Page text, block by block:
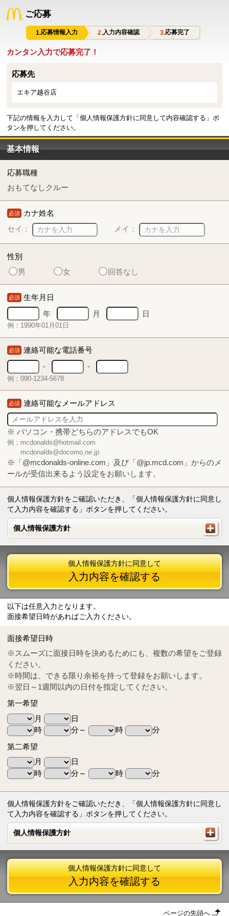
ご応募
応募情報入力 入力内容確認 応募完了
カンタン入力で応募完了！
応募先
エキア越谷店
下記の情報を入力して「個人情報保護方針に同意して内容確認する」ボ
タンを押してください。
基本情報
応募職種
おもてなしクルー
必須 カナ姓名
セイ：
メイ：
性別
男
女 回答なし
必須 生年月日
年
月 日
例：1990年01月01日
必須 連絡可能な電話番号
-
-
例：090-1234-5678
必須 連絡可能なメールアドレス
※ パソコン・携帯どちらのアドレスでもOK
例：mcdonalds@hotmail.com
mcdonalds@docomo.ne.jp
※「@mcdonalds-online.com」及び「@jp.mcd.com」からのメ
ールが受信出来るよう設定をお願いします。
個人情報保護方針をご確認いただき、「個人情報保護方針に同意し
て入力内容を確認する」ボタンを押してください。
個人情報保護方針
個人情報保護方針
Tel
0570-55-0314
個人情報保護方針に同意して
入力内容を確認する
以下は任意入力となります。
面接希望日時があればご入力ください。
面接希望日時
※スムーズに面接日時を決めるためにも、複数の希望をご登録
ください。
※時間は、できる限り余裕を持って登録をお願いします。
※翌日～1週間以内の日付を指定してください。
第一希望
月
日
時
分～ 時
分
第二希望
月
日
時
分～ 時 分
個人情報保護方針をご確認いただき、「個人情報保護方針に同意し
て入力内容を確認する」ボタンを押してください。
個人情報保護方針
個人情報保護方針
個人情報保護方針に同意して
入力内容を確認する
ページの先頭へ